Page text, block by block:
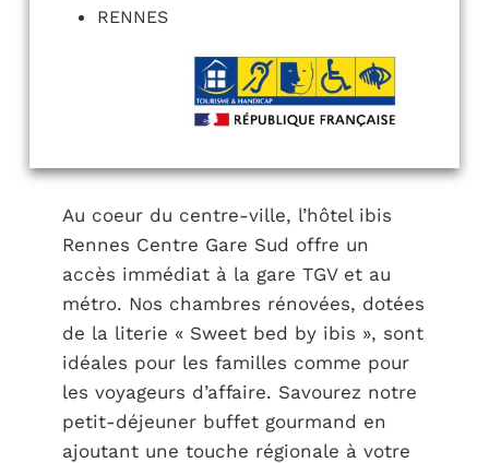
RENNES
Au coeur du centre-ville, l’hôtel ibis
Rennes Centre Gare Sud offre un
accès immédiat à la gare TGV et au
métro. Nos chambres rénovées, dotées
de la literie « Sweet bed by ibis », sont
idéales pour les familles comme pour
les voyageurs d’affaire. Savourez notre
petit-déjeuner buffet gourmand en
ajoutant une touche régionale à votre